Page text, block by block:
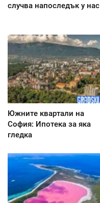
случва напоследък у нас
Южните квартали на
София: Ипотека за яка
гледка